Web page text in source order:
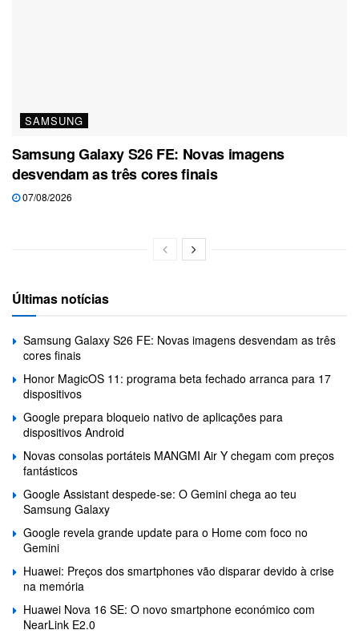
SAMSUNG
Samsung Galaxy S26 FE: Novas imagens
desvendam as três cores finais
07/08/2026
Últimas notícias
Samsung Galaxy S26 FE: Novas imagens desvendam as três
cores finais
Honor MagicOS 11: programa beta fechado arranca para 17
dispositivos
Google prepara bloqueio nativo de aplicações para
dispositivos Android
Novas consolas portáteis MANGMI Air Y chegam com preços
fantásticos
Google Assistant despede-se: O Gemini chega ao teu
Samsung Galaxy
Google revela grande update para o Home com foco no
Gemini
Huawei: Preços dos smartphones vão disparar devido à crise
na memória
Huawei Nova 16 SE: O novo smartphone económico com
NearLink E2.0